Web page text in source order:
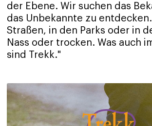
der Ebene. Wir suchen das
das Unbekannte zu
Straßen, in den Parks oder in
Nass oder trocken. Was auch
sind Trekk."